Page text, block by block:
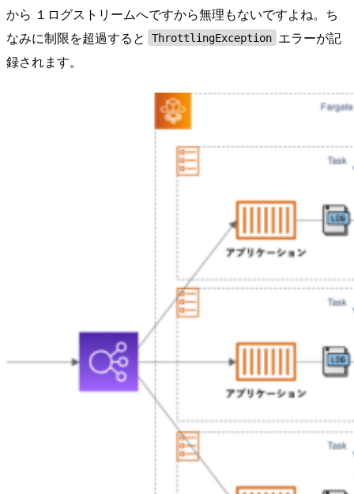
から １ログストリームへですから無理もないですよね。ち
なみに制限を超過すると
ThrottlingException エラーが記
録されます。